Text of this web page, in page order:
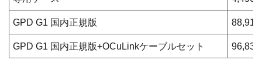
GPD G1 国内正規版 88,910
GPD G1 国内正規版+OCuLinkケーブルセット 96,830